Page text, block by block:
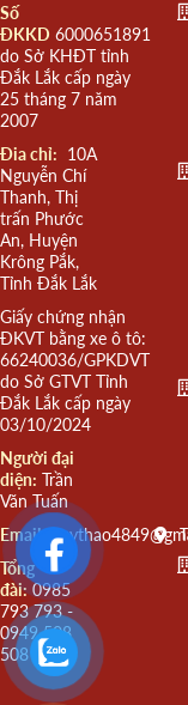
Số
ĐKKD 6000651891
do Sở KHĐT tỉnh
Đắk Lắk cấp ngày
25 tháng 7 năm
2007
Đia chỉ: 10A
Nguyễn Chí
Thanh, Thị
trấn Phước
An, Huyện
Krông Pắk,
Tỉnh Đắk Lắk
Giấy chứng nhận
ĐKVT bằng xe ô tô:
66240036/GPKDVT
do Sở GTVT Tỉnh
Đắk Lắk cấp ngày
03/10/2024
Người đại
diện: Trần
Văn Tuấn
Email:
Tổng
đài:0985
793 793 -
0949 508
508